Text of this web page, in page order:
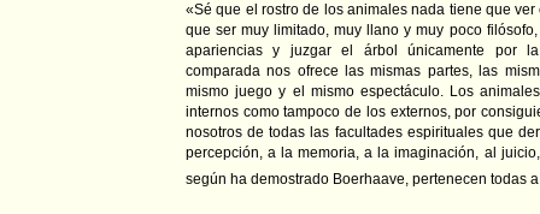
«Sé que el rostro de los animales nada tiene que
que ser muy limitado, muy llano y muy poco
apariencias y juzgar el árbol únicamente por
comparada nos ofrece las mismas partes, las
mismo juego y el mismo espectáculo. Los
internos como tampoco de los externos, por
nosotros de todas las facultades espirituales que
percepción, a la memoria, a la imaginación, al
según ha demostrado Boerhaave, pertenecen todas